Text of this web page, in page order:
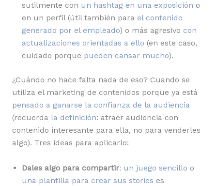
sutilmente con un hashtag en una exposición o
en un perfil (útil también para el contenido
generado por el empleado) o más agresivo con
actualizaciones orientadas a ello (en este caso,
cuidado porque pueden cansar mucho).
¿Cuándo no hace falta nada de eso? Cuando se
utiliza el marketing de contenidos porque ya está
pensado a ganarse la confianza de la audiencia
(recuerda la definición: atraer audiencia con
contenido interesante para ella, no para venderles
algo). Tres ideas para aplicarlo:
Dales algo para compartir: un juego sencillo o
una plantilla para crear sus stories es